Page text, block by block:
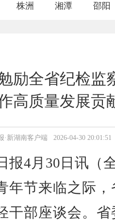
株洲 湘潭 邵阳
励全省纪检监
高质量发展贡
新湖南客户端 2026-04-30 20:01:51
报4月30日讯（
年节来临之际
干部座谈会。